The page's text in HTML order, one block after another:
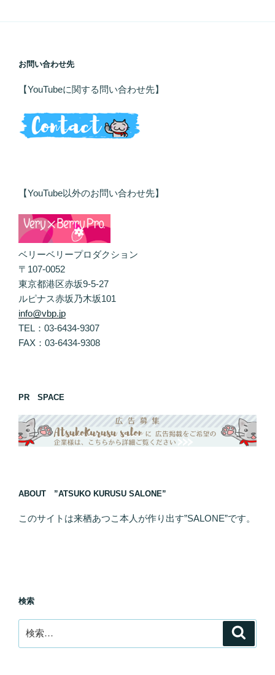
お問い合わせ先
【YouTubeに関する問い合わせ先】
【YouTube以外のお問い合わせ先】
ベリーベリープロダクション
〒107-0052
東京都港区赤坂9-5-27
ルピナス赤坂乃木坂101
info@vbp.jp
TEL：03-6434-9307
FAX：03-6434-9308
PR SPACE
ABOUT ”ATSUKO KURUSU SALONE”
このサイトは来栖あつこ本人が作り出す”SALONE”です。
検索
索: